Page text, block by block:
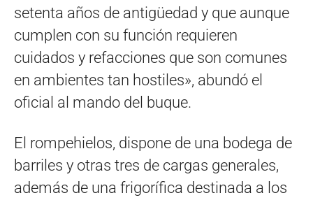
setenta años de antigüedad y que aunque
cumplen con su función requieren
cuidados y refacciones que son comunes
en ambientes tan hostiles», abundó el
oficial al mando del buque.
El rompehielos, dispone de una bodega de
barriles y otras tres de cargas generales,
además de una frigorífica destinada a los